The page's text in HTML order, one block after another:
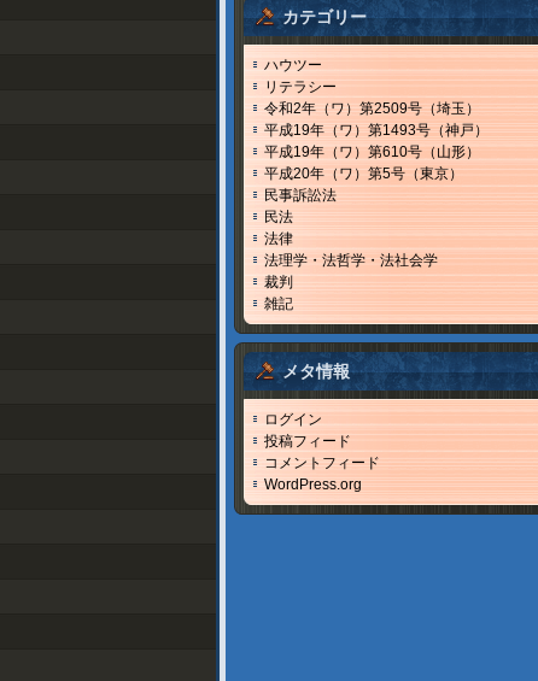
カテゴリー
ハウツー
リテラシー
令和2年（ワ）第2509号（埼玉）
平成19年（ワ）第1493号（神戸）
平成19年（ワ）第610号（山形）
平成20年（ワ）第5号（東京）
民事訴訟法
民法
法律
法理学・法哲学・法社会学
裁判
雑記
メタ情報
ログイン
投稿フィード
コメントフィード
WordPress.org